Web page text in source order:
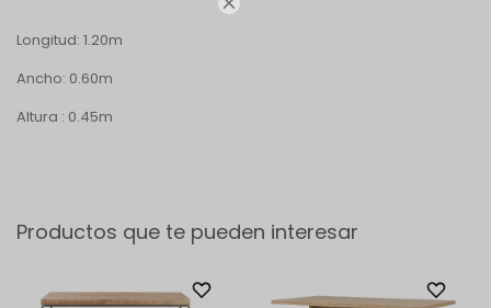
Longitud: 1.20m
Ancho: 0.60m
Altura : 0.45m
Productos que te pueden interesar